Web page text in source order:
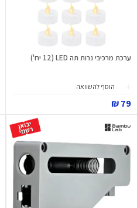
ערכת מרכיבי נרות תה LED (12 יח')
הוסף להשוואה
79 ₪